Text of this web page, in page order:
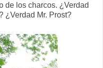
de los charcos. ¿Verdad
¿Verdad Mr. Prost?